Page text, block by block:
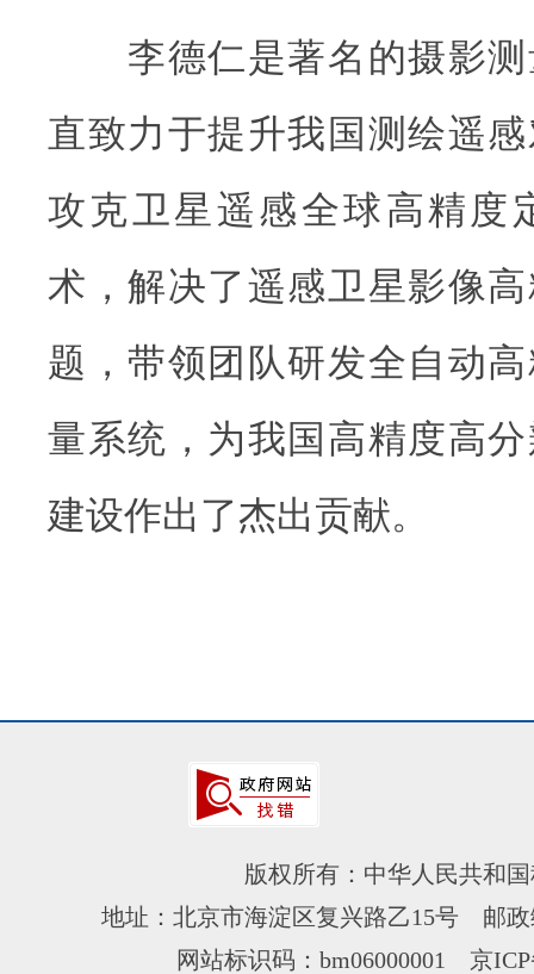
李德仁是著名的摄影测
直致力于提升我国测绘遥
攻克卫星遥感全球高精度
术，解决了遥感卫星影像
题，带领团队研发全自动
量系统，为我国高精度高
建设作出了杰出贡献。
版权所有：中华人民共和
地址：北京市海淀区复兴路乙15号 邮
网站标识码：bm06000001 京